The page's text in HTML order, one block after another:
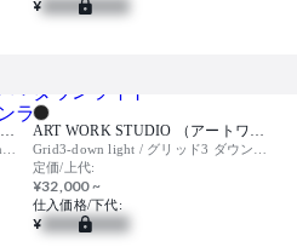
¥
ART WORK STUDIO （アートワークスタジオ） ART WORK STUDIO （アートワークスタジオ）
定価/上代:
¥32,000 ~
仕入価格/下代:
¥